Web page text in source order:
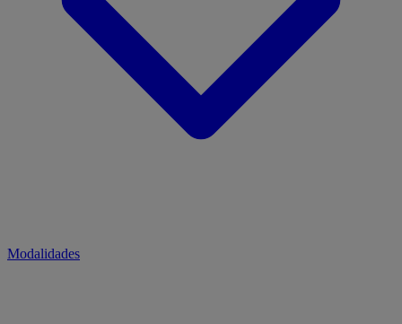
Modalidades